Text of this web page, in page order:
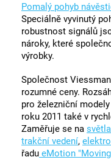
Pomalý pohyb
Speciálně vyvinutý
robustnost signálů
nároky, které
výrobky.
Společnost
rozumné ceny.
pro železniční
roku 2011 také v
Zaměřuje se na světla
trakční vedení,
řadu eMotion